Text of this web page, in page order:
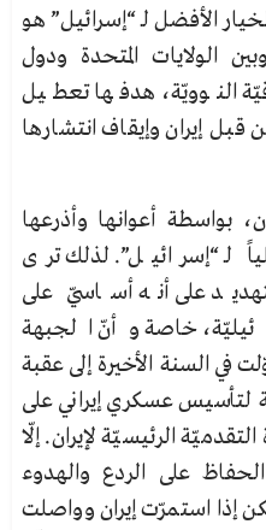
الأفضل لـ “إسرائيل” هو
الولايات المتحدة ودول
النوويّة، هدفها تعطيل
قبل إيران وإيقاف انتشارها
بواسطة أعوانها وأذرعها
لـ “إسرائيل”. لذلك ترى
على أنه أساسيّ على
خاصة وأنّ الجبهة
في السنة الأخيرة إلى عقبة
عسكري إيراني على
الرئيسيّة لإيران. إلّا
عام 2006، تمّ الحفاظ على الردع والهدوء
إذا استمرّت إيران وواصلت